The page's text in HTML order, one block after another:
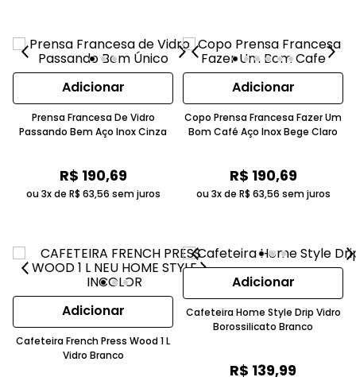
Adicionar
Prensa Francesa De Vidro
Passando Bem Aço Inox Cinza
R$ 190,69
ou 3x de R$ 63,56 sem juros
Adicionar
Copo Prensa Francesa Fazer Um
Bom Café Aço Inox Bege Claro
R$ 190,69
ou 3x de R$ 63,56 sem juros
Adicionar
Cafeteira French Press Wood 1 L
Vidro Branco
Adicionar
Cafeteira Home Style Drip Vidro
Borossilicato Branco
R$ 139,99